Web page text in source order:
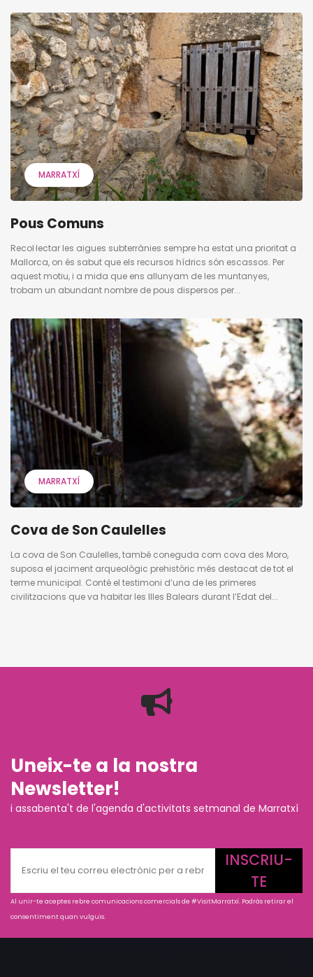
MARRATXÍ
Pous Comuns
Recol·lectar les aigues subterrànies sempre ha estat una prioritat a
Mallorca, on és sabut que els recursos hídrics són escassos. Per
aquest motiu, i a mida que ens allunyam de les muntanyes,
trobam un abundant nombre de pous dispersos per...
MARRATXÍ
Cova de Son Caulelles
La cova de Son Caulelles, també coneguda com cova des Moro,
suposa el jaciment arqueològic prehistòric més destacat de tot el
terme municipal. Conté el testimoni d’una de les primeres
civilitzacions que va habitar les Illes Balears durant l’Edat del...
Uneix-te a la nostra
Newsletter!
i assabenta't de l'agenda d'activitats setmanal de Marratxí
INSCRIU-
TE
Al unir-te aceptes rebre comunicacions comercials de #VisitMarratxí. Podràs retirar el
consentiment quan vulguis.